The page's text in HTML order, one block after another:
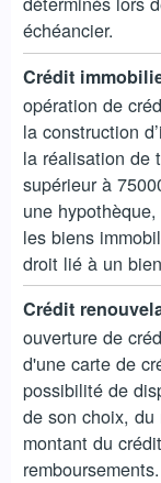
échéancier.
Crédit
opération de
la construction
la réalisation de
supérieur à
une
les biens
droit lié à un
Crédit
ouverture de
d'une carte de
possibilité de
de son choix,
montant du
remboursements.